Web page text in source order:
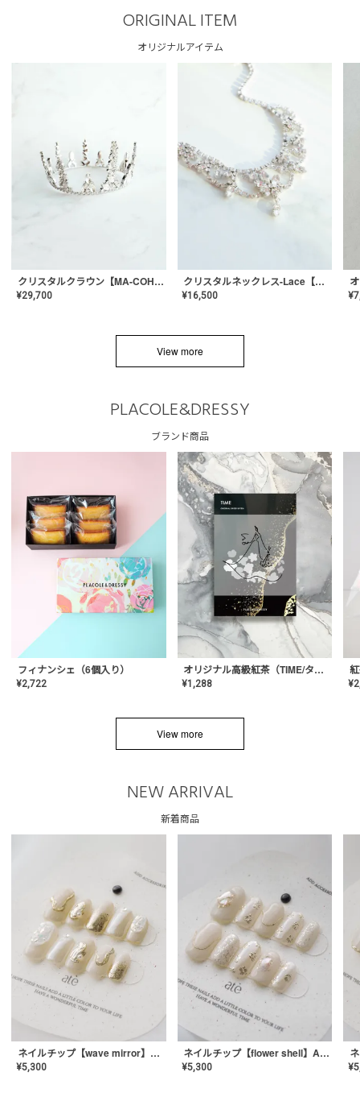
ORIGINAL ITEM
オリジナルアイテム
クリスタルクラウン【MA-COHD-01】韓国風クラウン/ウェディングクラウン/ティアラ
¥29,700
クリスタルネックレス-Lace【MA-CONL-02】
¥16,500 ¥
View more
PLACOLE&DRESSY
ブランド商品
フィナンシェ（6個入り）
¥2,722
オリジナル高級紅茶（TIME/タイム）【ギフト/プチギフト/プレゼント/内祝い/結婚式/オリジナル配合/高品質/ハーブティー/茶葉/記念日/お返し/手土産/美容/おしゃれ】
¥1,288 ¥
View more
NEW ARRIVAL
新着商品
ネイルチップ【wave mirror】AE-CONA-04
¥5,300
ネイルチップ【flower shell】AE-CONA-03
¥5,300 ¥